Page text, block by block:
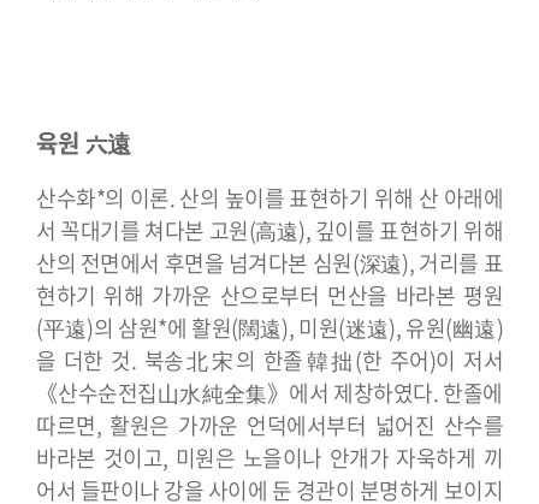
육원 六遠
산수화*의 이론. 산의 높이를 표현하기 위해 산 아래에
서 꼭대기를 쳐다본 고원(高遠), 깊이를 표현하기 위해
산의 전면에서 후면을 넘겨다본 심원(深遠), 거리를 표
현하기 위해 가까운 산으로부터 먼산을 바라본 평원
(平遠)의 삼원*에 활원(闊遠), 미원(迷遠), 유원(幽遠)
을 더한 것. 북송北宋의 한졸韓拙(한 주어)이 저서
《산수순전집山水純全集》에서 제창하였다. 한졸에
따르면, 활원은 가까운 언덕에서부터 넓어진 산수를
바라본 것이고, 미원은 노을이나 안개가 자욱하게 끼
어서 들판이나 강을 사이에 둔 경관이 분명하게 보이지